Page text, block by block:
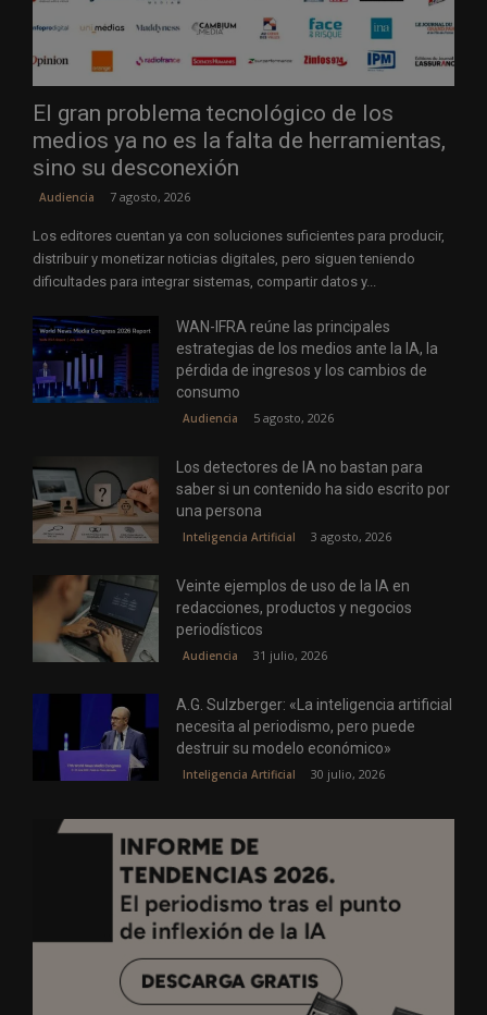
El gran problema tecnológico de los
medios ya no es la falta de herramientas,
sino su desconexión
Audiencia 7 agosto, 2026
Los editores cuentan ya con soluciones suficientes para producir,
distribuir y monetizar noticias digitales, pero siguen teniendo
dificultades para integrar sistemas, compartir datos y...
WAN-IFRA reúne las principales
estrategias de los medios ante la IA, la
pérdida de ingresos y los cambios de
consumo
Audiencia 5 agosto, 2026
Los detectores de IA no bastan para
saber si un contenido ha sido escrito por
una persona
Inteligencia Artificial 3 agosto, 2026
Veinte ejemplos de uso de la IA en
redacciones, productos y negocios
periodísticos
Audiencia 31 julio, 2026
A.G. Sulzberger: «La inteligencia artificial
necesita al periodismo, pero puede
destruir su modelo económico»
Inteligencia Artificial 30 julio, 2026